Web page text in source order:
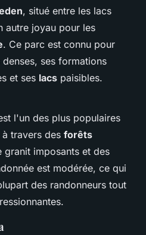
, situé entre les lacs
autre joyau pour les
. Ce parc est connu pour
denses, ses formations
et ses lacs paisibles.
l'un des plus populaires
travers des forêts
granit imposants et des
est modérée, ce qui
des randonneurs tout